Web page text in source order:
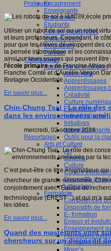
Encadrement
Enseignants
Entreprises
Etudiants
Filières industrielles
Institutionnels
Médiateurs
Parents
Thématiques
Apprendre et enseigner
Apprendre
Apprentissages
Apprentissages
Créativité
Culture
Evaluations
Individualisation
Initiatives
Interdisciplinarité
Outils pour la
Arts et Culture
Art
Cinéma
Culture
Culture et
Dispositifs de
Littérature
Formation
Compétences
Dispositifs de
E- formation
Enjeux et
Enseignement
Formations
Formation
Mooc’s
Pratiques
Utiliser un robot de sol ou un robot
et leurs professeurs. Cependant, le
pour que les élèves développent des
la pensée informatique et les
ainsi sur leurs usages qui peuvent être
l’école primaire »de Francine Athias
Franche Comté et d’Aurélie Vergon
Bretagne Occidentale.
En savoir plus...
Chin-Chung Tsai : Le rôle des
dans les environnements
mercredi, 02 octobre 2024
Reportages
C’est peut-être ce titre énigmatique
chercheur de grande renommée, Chin-
conjointement avec l'Équipe de
technologique (EREST
[ii]
) et qui m’a
les idées.
En savoir plus...
Quand des mastérants vont
chercheurs sur un dispositif